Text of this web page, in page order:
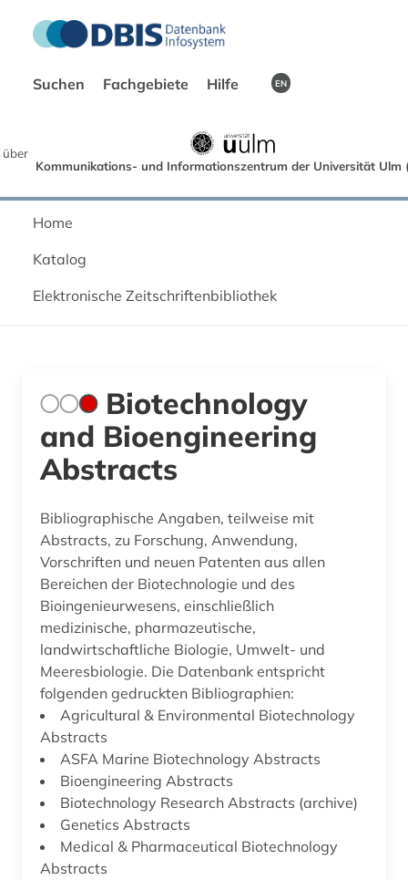
Suchen Fachgebiete Hilfe EN
über
Kommunikations- und Informationszentrum der Universität Ulm
Home
Katalog
Elektronische Zeitschriftenbibliothek
Biotechnology
and Bioengineering
Abstracts
Bibliographische Angaben, teilweise mit
Abstracts, zu Forschung, Anwendung,
Vorschriften und neuen Patenten aus allen
Bereichen der Biotechnologie und des
Bioingenieurwesens, einschließlich
medizinische, pharmazeutische,
landwirtschaftliche Biologie, Umwelt- und
Meeresbiologie. Die Datenbank entspricht
folgenden gedruckten Bibliographien:
Agricultural & Environmental Biotechnology
Abstracts
ASFA Marine Biotechnology Abstracts
Bioengineering Abstracts
Biotechnology Research Abstracts (archive)
Genetics Abstracts
Medical & Pharmaceutical Biotechnology
Abstracts